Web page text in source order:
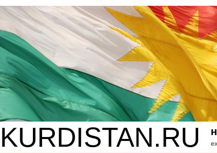
KURDISTAN.RU